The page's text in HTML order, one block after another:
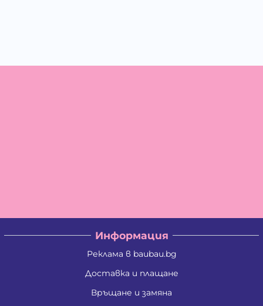
Информация
Реклама в baubau.bg
Доставка и плащане
Връщане и замяна